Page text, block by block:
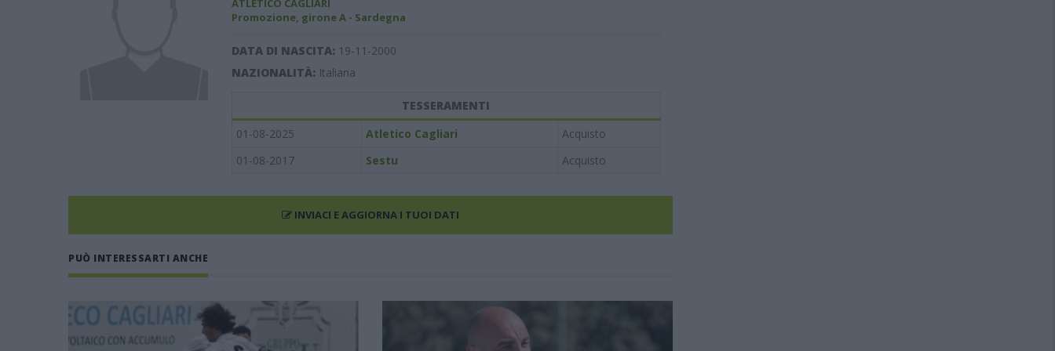
ATLETICO CAGLIARI
Promozione, girone A - Sardegna
DATA DI NASCITA: 19-11-2000
NAZIONALITÀ: Italiana
TESSERAMENTI
01-08-2025
Atletico Cagliari
Acquisto
01-08-2017
Sestu Acquisto
INVIACI E AGGIORNA I TUOI DATI
PUÒ INTERESSARTI ANCHE